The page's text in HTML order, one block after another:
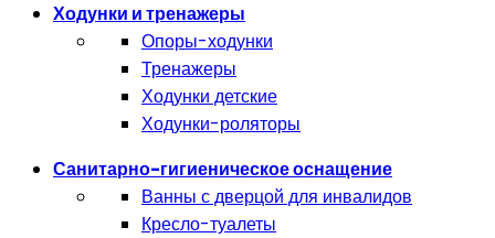
Ходунки и тренажеры
Опоры-ходунки
Тренажеры
Ходунки детские
Ходунки-роляторы
Санитарно-гигиеническое оснащение
Ванны с дверцой для инвалидов
Кресло-туалеты